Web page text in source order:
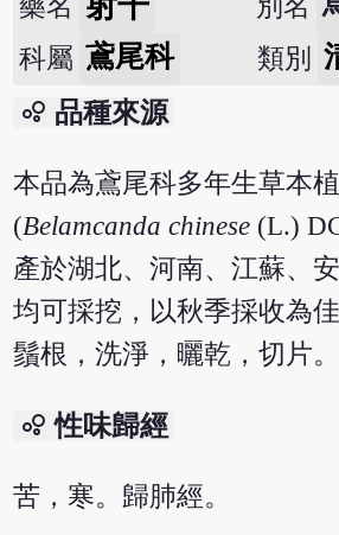
藥名 別名
科屬 鳶尾科 類別
bubble_chart 品種來源
本品為鳶尾科多年生草本
(Belamcanda chinese (L.)
產於湖北、河南、江蘇、
均可採挖，以秋季採收為
鬚根，洗淨，曬乾，切片。
bubble_chart 性味歸經
苦，寒。歸肺經。